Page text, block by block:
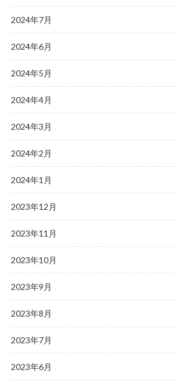
2024年7月
2024年6月
2024年5月
2024年4月
2024年3月
2024年2月
2024年1月
2023年12月
2023年11月
2023年10月
2023年9月
2023年8月
2023年7月
2023年6月